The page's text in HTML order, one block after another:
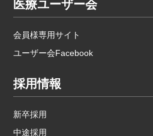
医療ユーザー会
会員様専用サイト
ユーザー会Facebook
採用情報
新卒採用
中途採用